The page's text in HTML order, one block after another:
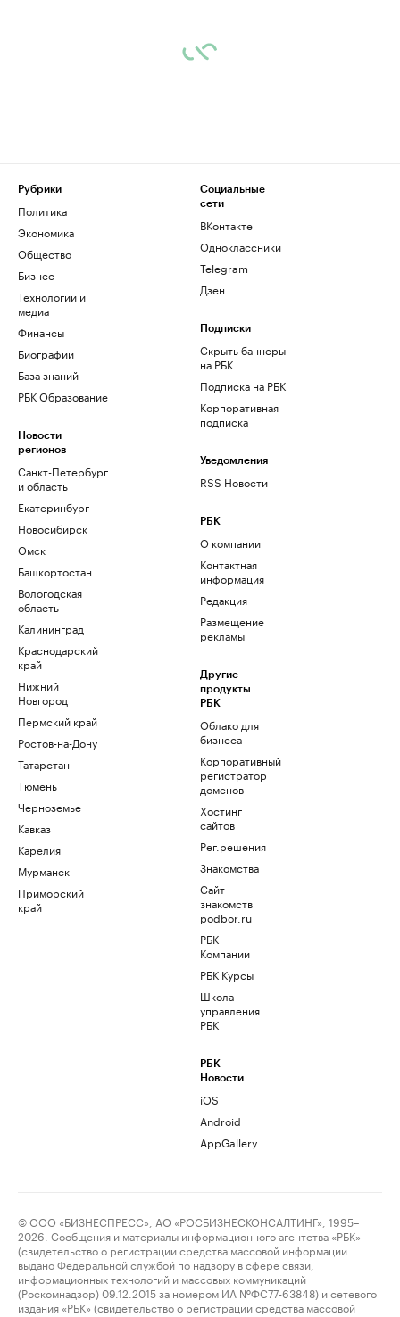
Рубрики
Политика
Экономика
Общество
Бизнес
Технологии и
медиа
Финансы
Биографии
База знаний
РБК Образование
Новости
регионов
Санкт-Петербург
и область
Екатеринбург
Новосибирск
Омск
Башкортостан
Вологодская
область
Калининград
Краснодарский
край
Нижний
Новгород
Пермский край
Ростов-на-Дону
Татарстан
Тюмень
Черноземье
Кавказ
Карелия
Мурманск
Приморский
край
Социальные
сети
ВКонтакте
Одноклассники
Telegram
Дзен
Подписки
Скрыть баннеры
на РБК
Подписка на РБК
Корпоративная
подписка
Уведомления
RSS Новости
РБК
О компании
Контактная
информация
Редакция
Размещение
рекламы
Другие
продукты
РБК
Облако для
бизнеса
Корпоративный
регистратор
доменов
Хостинг
сайтов
Рег.решения
Знакомства
Сайт
знакомств
podbor.ru
РБК
Компании
РБК Курсы
Школа
управления
РБК
РБК
Новости
iOS
Android
AppGallery
© ООО «БИЗНЕСПРЕСС», АО «РОСБИЗНЕСКОНСАЛТИНГ», 1995–
2026. Сообщения и материалы информационного агентства «РБК»
(свидетельство о регистрации средства массовой информации
выдано Федеральной службой по надзору в сфере связи,
информационных технологий и массовых коммуникаций
(Роскомнадзор) 09.12.2015 за номером ИА №ФС77-63848) и сетевого
издания «РБК» (свидетельство о регистрации средства массовой